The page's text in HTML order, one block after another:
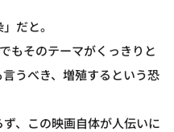
だと。
もそのテーマがくっきりと
うべき、増殖するという恐
、この映画自体が人伝いに